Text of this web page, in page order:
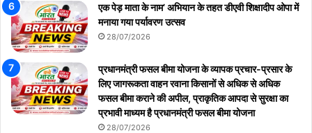
एक पेड़ माता के नाम’ अभियान के तहत डीएवी शिक्षादीप ओपा में
मनाया गया पर्यावरण उत्सव
28/07/2026
प्रधानमंत्री फसल बीमा योजना के व्यापक प्रचार-प्रसार के
लिए जागरूकता वाहन रवाना किसानों से अधिक से अधिक
फसल बीमा कराने की अपील, प्राकृतिक आपदा से सुरक्षा का
प्रभावी माध्यम है प्रधानमंत्री फसल बीमा योजना
28/07/2026